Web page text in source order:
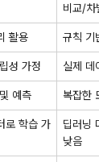
비교/차
활용 규칙 기
성 가정 실제 데
예측 복잡한
로 학습 가
딥러닝
낮음